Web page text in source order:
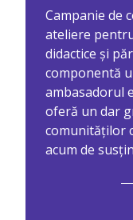
Campanie de
ateliere
didactice și
componentă
ambasadorul
oferă un dar
comunităților
acum de